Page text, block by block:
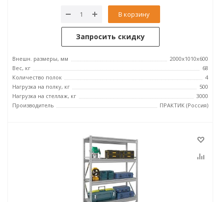
В корзину
Запросить скидку
Внешн. размеры, мм
2000x1010x600
Вес, кг
68
Количество полок
4
Нагрузка на полку, кг
500
Нагрузка на стеллаж, кг
3000
Производитель
ПРАКТИК (Россия)